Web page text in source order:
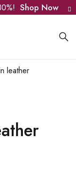
Shop Now
leather